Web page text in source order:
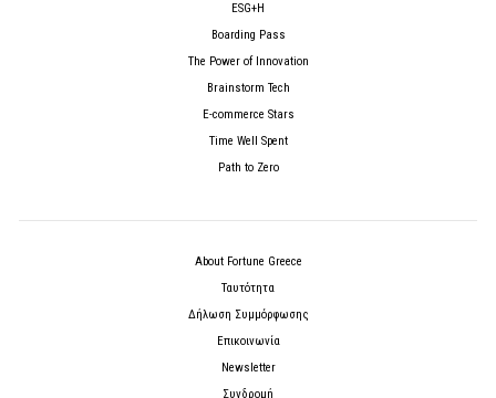
ESG+H
Boarding Pass
The Power of Innovation
Brainstorm Tech
E-commerce Stars
Time Well Spent
Path to Zero
About Fortune Greece
Ταυτότητα
Δήλωση Συμμόρφωσης
Επικοινωνία
Newsletter
Συνδρομή